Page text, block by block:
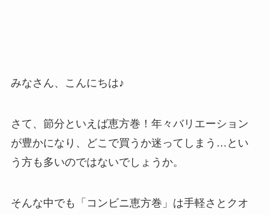
みなさん、こんにちは♪
さて、節分といえば恵方巻！年々バリエーション
が豊かになり、どこで買うか迷ってしまう…とい
う方も多いのではないでしょうか。
そんな中でも「コンビニ恵方巻」は手軽さとクオ